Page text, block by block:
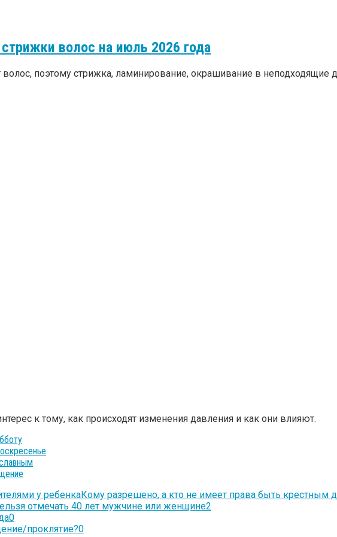
волос на июль 2026 года
поэтому стрижка, ламинирование, окрашивание в неподходящие
к тому, как происходят изменения давления и как они влияют.
Кому разрешено, а кто не имеет права быть крестным
отмечать 40 лет мужчине или женщине2
0
проклятие?0